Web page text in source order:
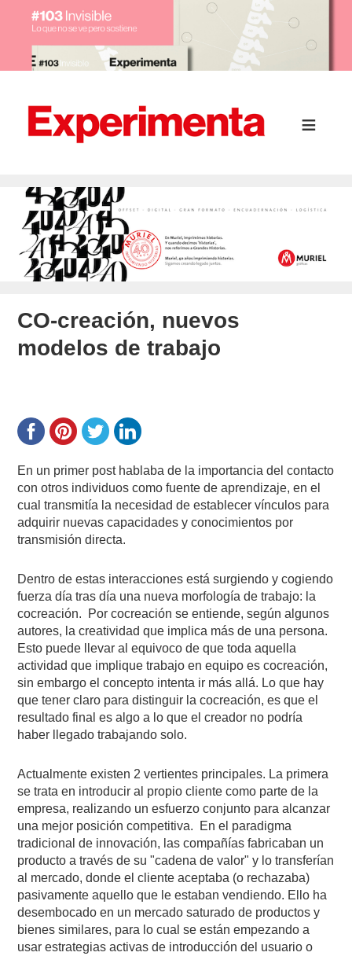
CO-creación, nuevos
modelos de trabajo
En un primer post hablaba de la importancia del contacto
con otros individuos como fuente de aprendizaje, en el
cual transmitía la necesidad de establecer vínculos para
adquirir nuevas capacidades y conocimientos por
transmisión directa.
Dentro de estas interacciones está surgiendo y cogiendo
fuerza día tras día una nueva morfología de trabajo: la
cocreación. Por cocreación se entiende, según algunos
autores, la creatividad que implica más de una persona.
Esto puede llevar al equivoco de que toda aquella
actividad que implique trabajo en equipo es cocreación,
sin embargo el concepto intenta ir más allá. Lo que hay
que tener claro para distinguir la cocreación, es que el
resultado final es algo a lo que el creador no podría
haber llegado trabajando solo.
Actualmente existen 2 vertientes principales. La primera
se trata en introducir al propio cliente como parte de la
empresa, realizando un esfuerzo conjunto para alcanzar
una mejor posición competitiva. En el paradigma
tradicional de innovación, las compañías fabricaban un
producto a través de su "cadena de valor" y lo transferían
al mercado, donde el cliente aceptaba (o rechazaba)
pasivamente aquello que le estaban vendiendo. Ello ha
desembocado en un mercado saturado de productos y
bienes similares, para lo cual se están empezando a
usar estrategias activas de introducción del usuario o